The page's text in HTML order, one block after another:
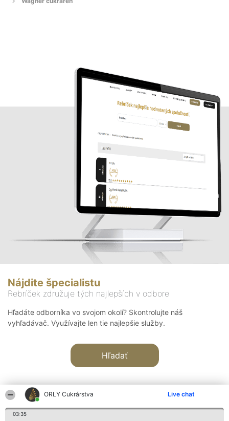
ORLY Cukrárstva Live chat
03:35
Nájdite špecialistu
Rebríček združuje tých najlepších v odbore
Hľadáte odborníka vo svojom okolí? Skontrolujte náš
vyhľadávač. Využívajte len tie najlepšie služby.
Hľadať